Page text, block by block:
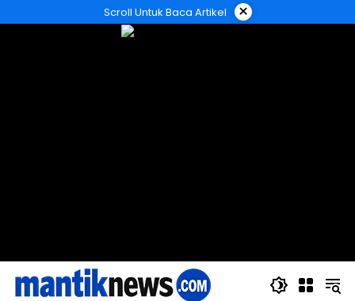
ke
Scroll Untuk Baca Artikel ×